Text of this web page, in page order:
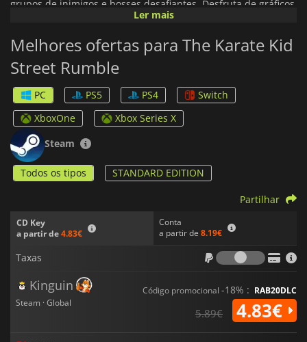
grupos de inimigos e bosses desafiantes. Desfruta de gráficos
em pixel art com um notável estilo retro e uma banda sonora
Combates rápidos, movimentos únicos e uma experiência
desafiante de beat 'em up esperam por ti à medida que
avanças na história.
The Karate Kid: Street RumbleO jogo pode ser jogado a solo
ou com os amigos no modo multijogador cooperativo para um
máximo de 4 jogadores.
Ler mais
Melhores ofertas para The Karate Kid
Street Rumble
PC PS5 PS4
Switch
XboxOne
Xbox Series X
Steam
Todos os tipos STANDARD EDITION
CD Key
a partir de4.83€
Conta
a partir de 8.19€
Partilhar
Taxas
Taxas
Kinguin
Steam · Global
Código promocional -18% : RAB20DLC
5.89€ 4.83€